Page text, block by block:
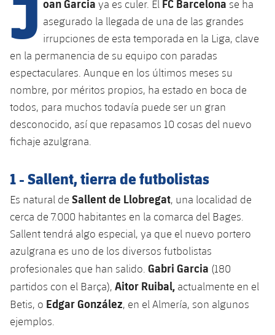
plusicon
más
Instalaciones
Spotify Camp Nou
Palau Blaugrana
Estadi Johan Cruyff
Barça Cafe
Ciutat Esportiva
La Masia
plusicon
más
Servicios
Servicios Médicos
Accesibilidad
plusicon
más
Acreditaciones
Instalaciones
SUB13
SUB12
SUB10 A
SUB10 B
SUB9 A
SUB9 B
SUB8 A
SUB8 B
SUB13 B
SUB12 C
SUB11 C
Entradas
Gameday Shows
Resultados
Clasificación
Fotos
Historia
Palmarés
Base
Barça Atlètic
Junior
Cadete A
Cadete B
Infantil B
Mini
Campus Verano
PLUSICON
Primer Equipo
plusicon
más
Actualidad
Calendario
Resultados
Clasificaciones
Jugadores
Fotos
Barça Atlètic
plusicon
más
Actualidad
Resultados
Clasificaciones
Jugadores
Fotos
Base
plusicon
más
Actualidad
Juvenil
Cadete A
Cadete B
Infantil A
Infantil B
PLUSICON
MÁS
Primer equipo
Actualidad
Calendario
Entradas
Resultados
Barça Atlètic
Actualidad
Calendario
Base
plusicon
Actualidad
Campus Verano
oan Garcia ya es culer. El FC Barcelona se ha
asegurado la llegada de una de las grandes
irrupciones de esta temporada en la Liga, clave
en la permanencia de su equipo con paradas
espectaculares. Aunque en los últimos meses su
nombre, por méritos propios, ha estado en boca de
todos, para muchos todavía puede ser un gran
desconocido, así que repasamos 10 cosas del nuevo
fichaje azulgrana.
1 - Sallent, tierra de futbolistas
Es natural de Sallent de Llobregat, una localidad de
cerca de 7.000 habitantes en la comarca del Bages.
Sallent tendrá algo especial, ya que el nuevo portero
azulgrana es uno de los diversos futbolistas
profesionales que han salido. Gabri Garcia (180
partidos con el Barça), Aitor Ruibal, actualmente en el
Betis, o Edgar González, en el Almería, son algunos
ejemplos.